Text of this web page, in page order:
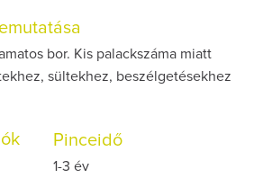
bor. Kis palackszáma miatt
sültekhez, beszélgetésekhez
Pinceidő
1-3 év